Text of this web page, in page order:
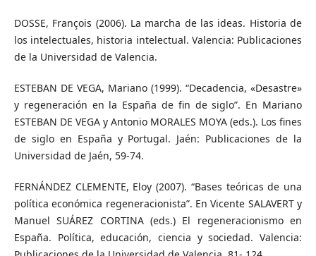
DOSSE, François (2006). La marcha de las ideas. Historia de
los intelectuales, historia intelectual. Valencia: Publicaciones
de la Universidad de Valencia.
ESTEBAN DE VEGA, Mariano (1999). “Decadencia, «Desastre»
y regeneración en la España de fin de siglo”. En Mariano
ESTEBAN DE VEGA y Antonio MORALES MOYA (eds.). Los fines
de siglo en España y Portugal. Jaén: Publicaciones de la
Universidad de Jaén, 59-74.
FERNÁNDEZ CLEMENTE, Eloy (2007). “Bases teóricas de una
política económica regeneracionista”. En Vicente SALAVERT y
Manuel SUÁREZ CORTINA (eds.) El regeneracionismo en
España. Política, educación, ciencia y sociedad. Valencia: